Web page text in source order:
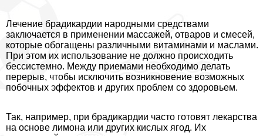
Лечение брадикардии народными средствами
заключается в применении массажей, отваров и смесей,
которые обогащены различными витаминами и маслами.
При этом их использование не должно происходить
бессистемно. Между приемами необходимо делать
перерыв, чтобы исключить возникновение возможных
побочных эффектов и других проблем со здоровьем.
Так, например, при брадикардии часто готовят лекарства
на основе лимона или других кислых ягод. Их